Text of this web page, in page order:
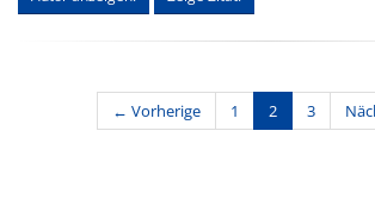
← Vorherige 1 2(current)
3